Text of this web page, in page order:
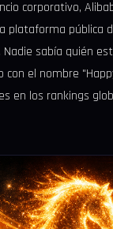
corporativo,
plataforma pública
. Nadie sabía quién
con el nombre
en los rankings